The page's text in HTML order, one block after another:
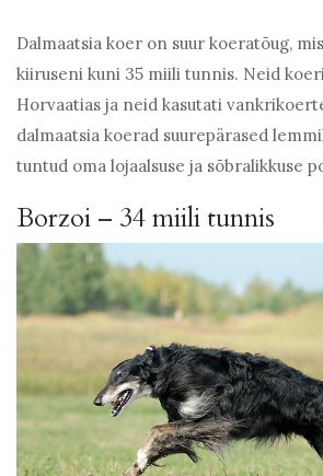
Dalmaatsia koer on suur koeratõug,
kiiruseni kuni 35 miili tunnis. Neid
Horvaatias ja neid kasutati
dalmaatsia koerad suurepärased
tuntud oma lojaalsuse ja sõbralikkuse
Borzoi – 34 miili tunnis